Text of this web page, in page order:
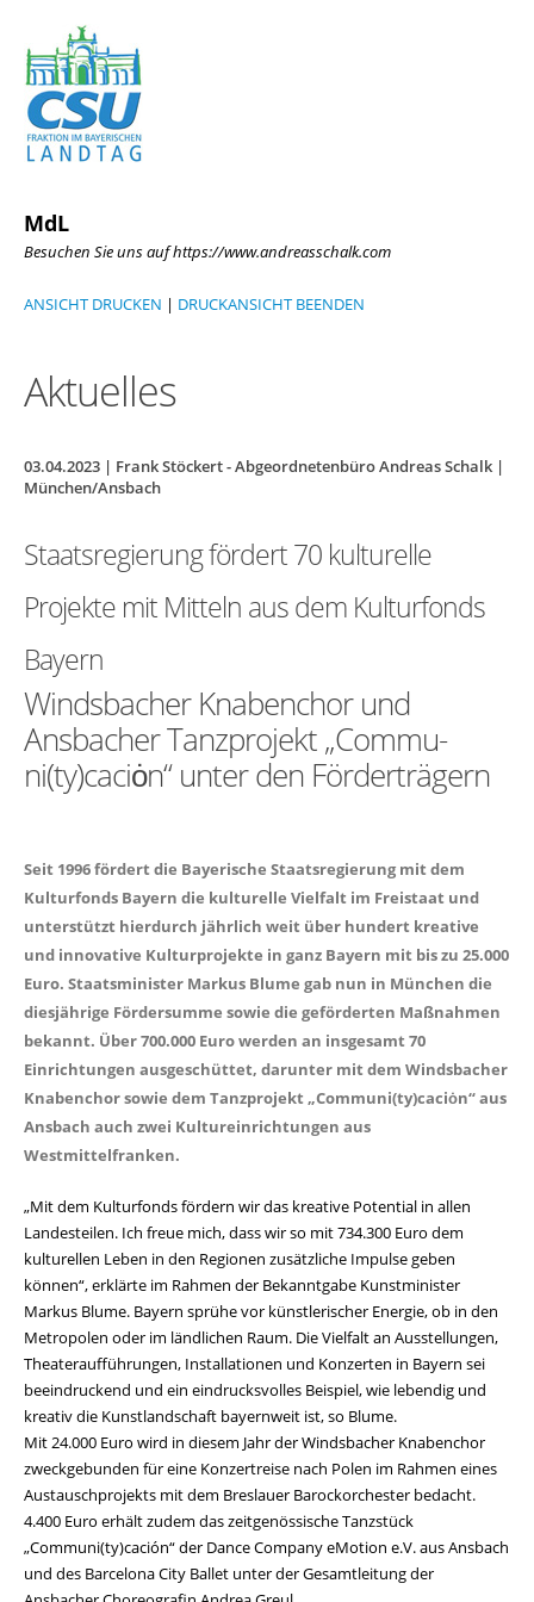
MdL
Besuchen Sie uns auf https://www.andreasschalk.com
ANSICHT DRUCKEN | DRUCKANSICHT BEENDEN
Aktuelles
03.04.2023 | Frank Stöckert - Abgeordnetenbüro Andreas Schalk |
München/Ansbach
Staatsregierung fördert 70 kulturelle
Projekte mit Mitteln aus dem Kulturfonds
Bayern
Windsbacher Knabenchor und
Ansbacher Tanzprojekt „Commu-
ni(ty)caciȯn“ unter den Förderträgern
Seit 1996 fördert die Bayerische Staatsregierung mit dem
Kulturfonds Bayern die kulturelle Vielfalt im Freistaat und
unterstützt hierdurch jährlich weit über hundert kreative
und innovative Kulturprojekte in ganz Bayern mit bis zu 25.000
Euro. Staatsminister Markus Blume gab nun in München die
diesjährige Fördersumme sowie die geförderten Maßnahmen
bekannt. Über 700.000 Euro werden an insgesamt 70
Einrichtungen ausgeschüttet, darunter mit dem Windsbacher
Knabenchor sowie dem Tanzprojekt „Communi(ty)caciȯn“ aus
Ansbach auch zwei Kultureinrichtungen aus
Westmittelfranken.
Mit dem Kulturfonds fördern wir das kreative Potential in allen
Landesteilen. Ich freue mich, dass wir so mit 734.300 Euro dem
kulturellen Leben in den Regionen zusätzliche Impulse geben
können“, erklärte im Rahmen der Bekanntgabe Kunstminister
Markus Blume. Bayern sprühe vor künstlerischer Energie, ob in den
Metropolen oder im ländlichen Raum. Die Vielfalt an Ausstellungen,
Theateraufführungen, Installationen und Konzerten in Bayern sei
beeindruckend und ein eindrucksvolles Beispiel, wie lebendig und
kreativ die Kunstlandschaft bayernweit ist, so Blume.
Mit 24.000 Euro wird in diesem Jahr der Windsbacher Knabenchor
zweckgebunden für eine Konzertreise nach Polen im Rahmen eines
Austauschprojekts mit dem Breslauer Barockorchester bedacht.
4.400 Euro erhält zudem das zeitgenössische Tanzstück
Communi(ty)cación“ der Dance Company eMotion e.V. aus Ansbach
und des Barcelona City Ballet unter der Gesamtleitung der